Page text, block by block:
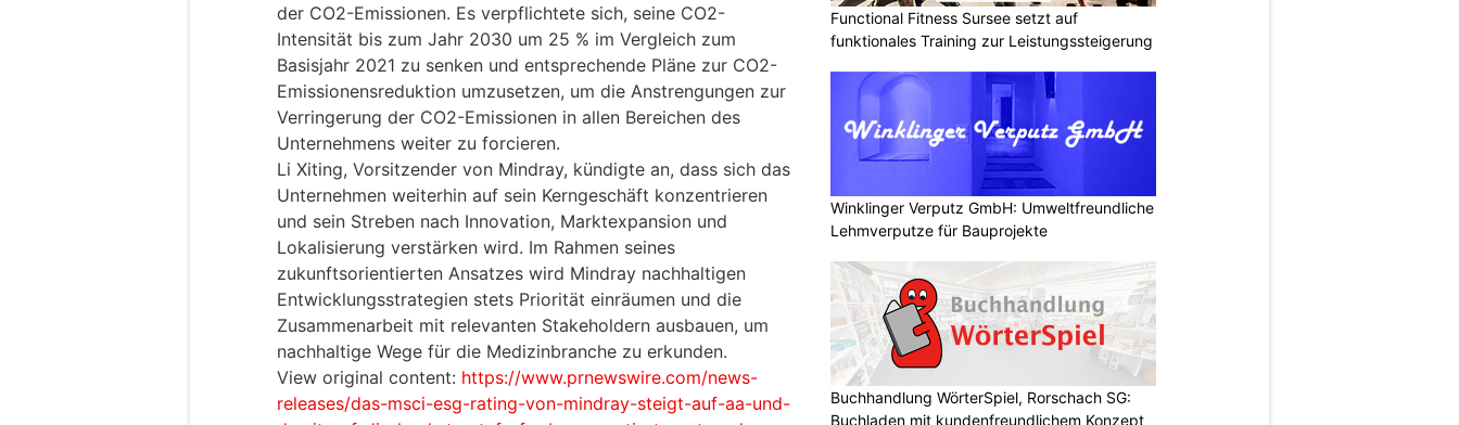
der CO2-Emissionen. Es verpflichtete sich, seine CO2-
Intensität bis zum Jahr 2030 um 25 % im Vergleich zum
Basisjahr 2021 zu senken und entsprechende Pläne zur CO2-
Emissionensreduktion umzusetzen, um die Anstrengungen zur
Verringerung der CO2-Emissionen in allen Bereichen des
Unternehmens weiter zu forcieren.
Li Xiting, Vorsitzender von Mindray, kündigte an, dass sich das
Unternehmen weiterhin auf sein Kerngeschäft konzentrieren
und sein Streben nach Innovation, Marktexpansion und
Lokalisierung verstärken wird. Im Rahmen seines
zukunftsorientierten Ansatzes wird Mindray nachhaltigen
Entwicklungsstrategien stets Priorität einräumen und die
Zusammenarbeit mit relevanten Stakeholdern ausbauen, um
nachhaltige Wege für die Medizinbranche zu erkunden.
View original content: https://www.prnewswire.com/news-
releases/das-msci-esg-rating-von-mindray-steigt-auf-aa-und-
Functional Fitness Sursee setzt auf
funktionales Training zur Leistungssteigerung
Winklinger Verputz GmbH: Umweltfreundliche
Lehmverputze für Bauprojekte
Buchhandlung WörterSpiel, Rorschach SG:
Buchladen mit kundenfreundlichem Konzept